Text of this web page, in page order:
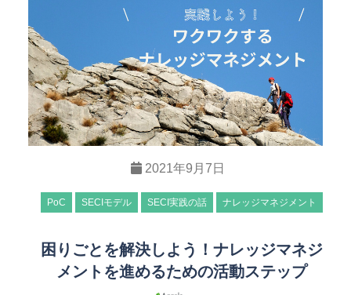
2021年9月7日
PoC SECIモデル SECI実践の話 ナレッジマネジメント
困りごとを解決しよう！ナレッジマネジ
メントを進めるための活動ステップ